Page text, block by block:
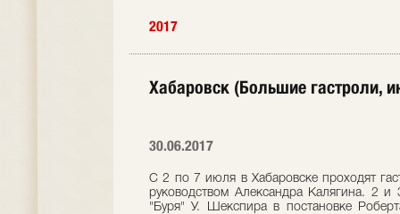
2017
Хабаровск (Большие гастроли,
30.06.2017
С 2 по 7 июля в Хабаровске проходят
руководством Александра Калягина. 2 и
"Буря" У. Шекспира в постановке